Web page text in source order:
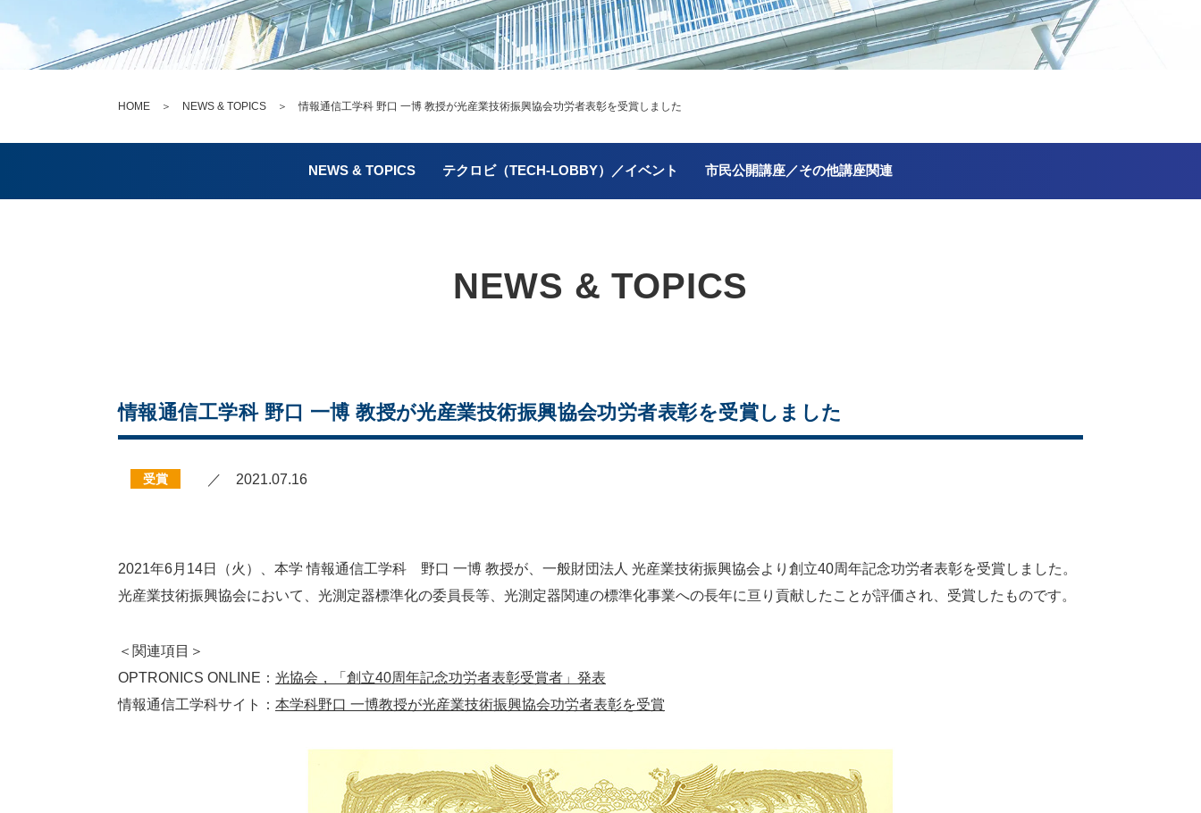
HOME ＞ NEWS & TOPICS ＞ 情報通信工学科 野口 一博 教授が光産業技術振興協会功労者表彰を受賞しました
NEWS & TOPICS テクロビ（TECH-LOBBY）／イベント 市民公開講座／その他講座関連
NEWS & TOPICS
情報通信工学科 野口 一博 教授が光産業技術振興協会功労者表彰を受賞しました
受賞 ／ 2021.07.16
2021年6月14日（火）、本学 情報通信工学科 野口 一博 教授が、一般財団法人 光産業技術振興協会より創立40周年記念功労者表彰を受賞しました。
光産業技術振興協会において、光測定器標準化の委員長等、光測定器関連の標準化事業への長年に亘り貢献したことが評価され、受賞したものです。
＜関連項目＞
OPTRONICS ONLINE： 光協会，「創立40周年記念功労者表彰受賞者」発表
情報通信工学科サイト： 本学科野口 一博教授が光産業技術振興協会功労者表彰を受賞